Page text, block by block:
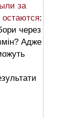
за
остаются:
через
Адже